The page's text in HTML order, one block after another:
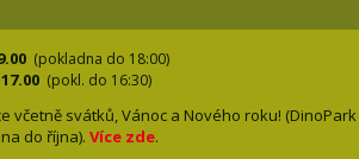
(pokladna do 18:00)
(pokl. do 16:30)
včetně svátků, Vánoc a Nového roku! (DinoPark
do října). Více zde.